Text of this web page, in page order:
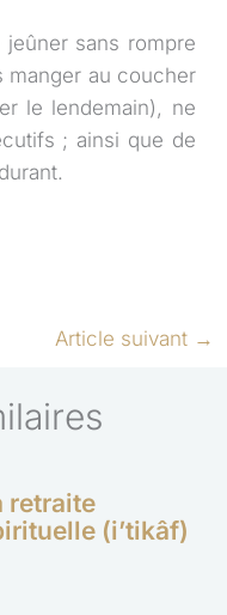
sans rompre
manger au coucher
le lendemain), ne
; ainsi que de
Article suivant →
retraite
(i’tikâf)